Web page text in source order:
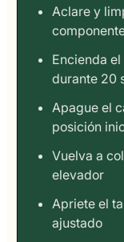
Aclare y
Encienda
durante 20
Apague el
posición
Vuelva a
elevador
Apriete el
ajustado